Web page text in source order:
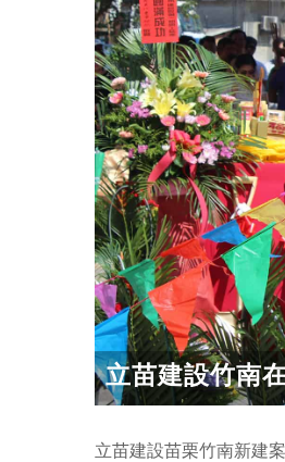
立苗建設竹南
立苗建設苗栗竹南新建